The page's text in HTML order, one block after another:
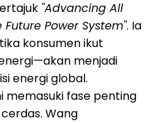
"Advancing All
Power System". Ia
konsumen ikut
menjadi
energi global.
memasuki fase penting
Wang